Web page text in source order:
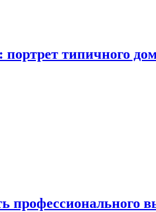
типичного
профессионального